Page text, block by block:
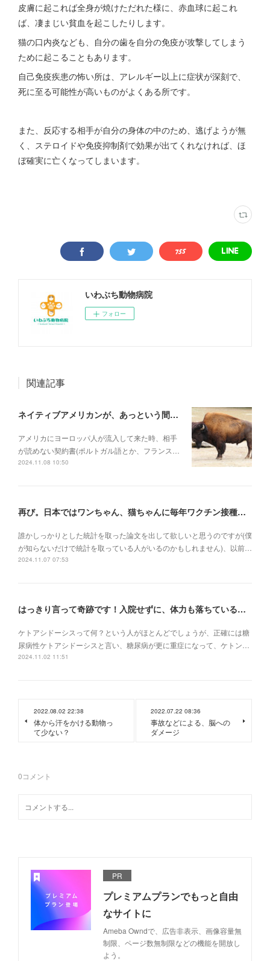
皮膚に起これば全身が焼けただれた様に、赤血球に起これ
ば、凄まじい貧血を起こしたりします。
猫の口内炎なども、自分の歯を自分の免疫が攻撃してしまう
ために起こることもあります。
自己免疫疾患の怖い所は、アレルギー以上に症状が深刻で、
死に至る可能性が高いものがよくある所です。
また、反応する相手が自分の身体の中のため、逃げようが無
く、ステロイドや免疫抑制剤で効果が出てくれなければ、ほ
ぼ確実に亡くなってしまいます。
いわぶち動物病院
フォロー
関連記事
ネイティブアメリカンが、あっという間に滅ぼされていった理由
アメリカにヨーロッパ人が流入して来た時、相手
が読めない契約書(ポルトガル語とか、フランス…
2024.11.08 10:50
再び。日本ではワンちゃん、猫ちゃんに毎年ワクチン接種を行うべき理由
誰かしっかりとした統計を取った論文を出して欲しいと思うのですが(僕
が知らないだけで統計を取っている人がいるのかもしれません)、以前…
2024.11.07 07:53
はっきり言って奇跡です！入院せずに、体力も落ちている状況でケトアシドーシスから復活
ケトアシドーシスって何？という人がほとんどでしょうが、正確には糖
尿病性ケトアシドーシスと言い、糖尿病が更に重症になって、ケトン…
2024.11.02 11:51
2022.08.02 22:38
体から汗をかける動物っ
て少ない？
2022.07.22 08:36
事故などによる、脳への
ダメージ
0コメント
PR
プレミアムプランでもっと自由
なサイトに
Ameba Owndで、広告非表示、画像容量無
制限、ページ数無制限などの機能を開放し
よう。